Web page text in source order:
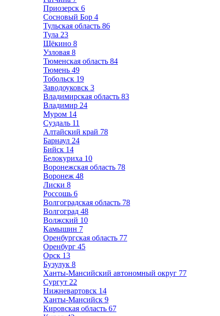
Приозерск 6
Сосновый Бор 4
Тульская область 86
Тула 23
Щёкино 8
Узловая 8
Тюменская область 84
Тюмень 49
Тобольск 19
Заводоуковск 3
Владимирская область 83
Владимир 24
Муром 14
Суздаль 11
Алтайский край 78
Барнаул 24
Бийск 14
Белокуриха 10
Воронежская область 78
Воронеж 48
Лиски 8
Россошь 6
Волгоградская область 78
Волгоград 48
Волжский 10
Камышин 7
Оренбургская область 77
Оренбург 45
Орск 13
Бузулук 8
Ханты-Мансийский автономный округ 77
Сургут 22
Нижневартовск 14
Ханты-Мансийск 9
Кировская область 67